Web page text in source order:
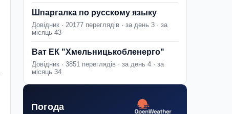
Шпаргалка по русскому языку
Довідник · 20177 переглядів · за день 3 · за
місяць 43
Ват ЕК "Хмельницькобленерго"
Довідник · 3851 переглядів · за день 4 · за
місяць 34
Погода